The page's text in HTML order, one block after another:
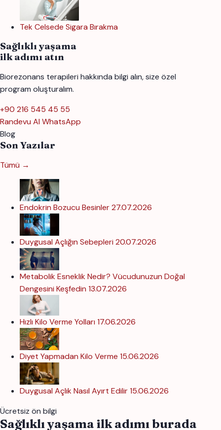
Tek Celsede Sigara Bırakma
Sağlıklı yaşama
ilk adımı atın
Biorezonans terapileri hakkında bilgi alın, size özel
program oluşturalım.
+90 216 545 45 55
Randevu Al WhatsApp
Blog
Son Yazılar
Tümü →
Endokrin Bozucu Besinler27.07.2026
Duygusal Açlığın Sebepleri 20.07.2026
Metabolik Esneklik Nedir? Vücudunuzun Doğal
Dengesini Keşfedin 13.07.2026
Hızlı Kilo Verme Yolları 17.06.2026
Diyet Yapmadan Kilo Verme 15.06.2026
Duygusal Açlık Nasıl Ayırt Edilir15.06.2026
Ücretsiz ön bilgi
Sağlıklı yaşama ilk adımı burada